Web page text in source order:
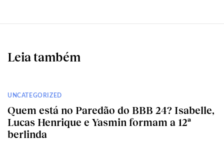
Leia também
UNCATEGORIZED
Quem está no Paredão do BBB 24? Isabelle,
Lucas Henrique e Yasmin formam a 12ª
berlinda